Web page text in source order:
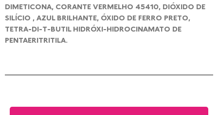
DIMETICONA, CORANTE VERMELHO 45410, DIÓXIDO DE
SILÍCIO , AZUL BRILHANTE, ÓXIDO DE FERRO PRETO,
TETRA-DI-T-BUTIL HIDRÓXI-HIDROCINAMATO DE
PENTAERITRITILA.